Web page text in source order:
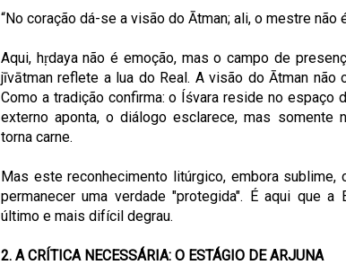
“No coração dá-se a visão do Ātman; ali, o mestre não
Aqui, hṛdaya não é emoção, mas o campo de
jīvātman reflete a lua do Real. A visão do Ātman não
Como a tradição confirma: o Íśvara reside no espaço
externo aponta, o diálogo esclarece, mas somente
torna carne.
Mas este reconhecimento litúrgico, embora sublime,
permanecer uma verdade "protegida". É aqui que
último e mais difícil degrau.
2. A CRÍTICA NECESSÁRIA: O ESTÁGIO DE ARJUNA